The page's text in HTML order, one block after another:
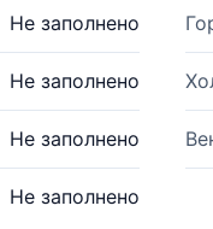
Не заполнено
Не заполнено
Не заполнено
Не заполнено